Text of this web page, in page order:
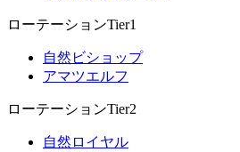
ローテーションTier1
自然ビショップ
アマツエルフ
ローテーションTier2
自然ロイヤル